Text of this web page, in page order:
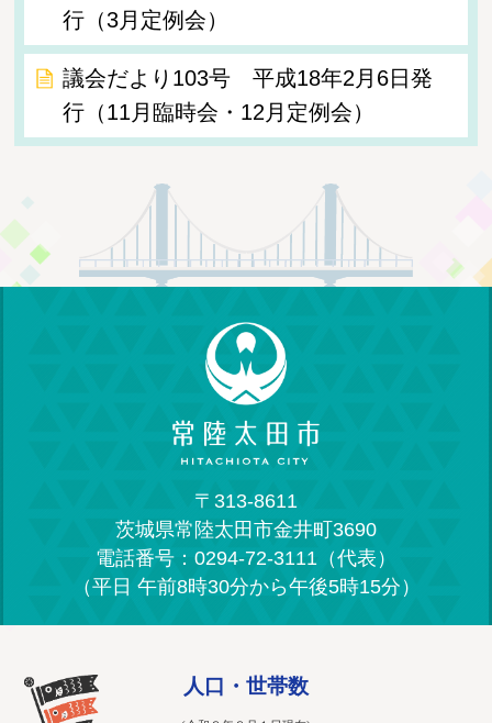
行（3月定例会）
議会だより103号 平成18年2月6日発
行（11月臨時会・12月定例会）
〒313-8611
茨城県常陸太田市金井町3690
電話番号：0294-72-3111（代表）
（平日 午前8時30分から午後5時15分）